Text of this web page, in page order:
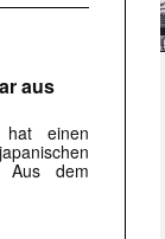
jede
aus
hat einen
Aus dem